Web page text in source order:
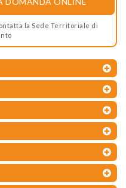
la Sede Territoriale di